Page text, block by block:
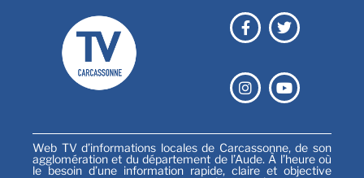
Web TV d’informations locales de Carcassonne, de son
agglomération et du département de l’Aude. À l’heure où
le besoin d’une information rapide, claire et objective